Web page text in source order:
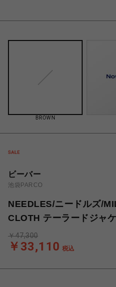
BROWN
ビーバー
池袋PARCO
NEEDLES/ニードルズ/
CLOTH テーラードジャ
￥33,110 税込
￥47,300